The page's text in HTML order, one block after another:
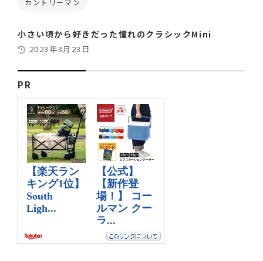
カントリーマン
小さい頃から好きだった憧れのクラシックMini
2023年3月23日
PR